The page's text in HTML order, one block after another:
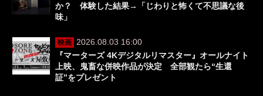
か？ 体験した結果→「じわりと怖くて不思議な後
味」
映画
2026.08.03 16:00
『マーターズ 4Kデジタルリマスター』オールナイト
上映、鬼畜な併映作品が決定 全部観たら“生還
証”をプレゼント